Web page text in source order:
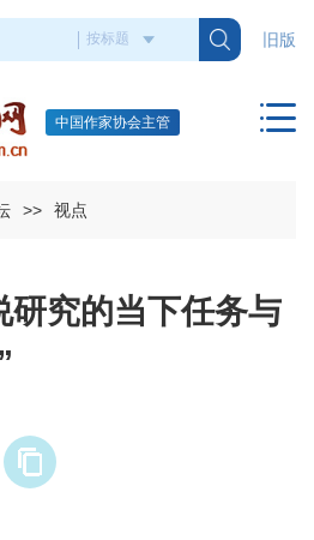
旧版
中国作家协会主管
>> 视点
研究的当下任务与